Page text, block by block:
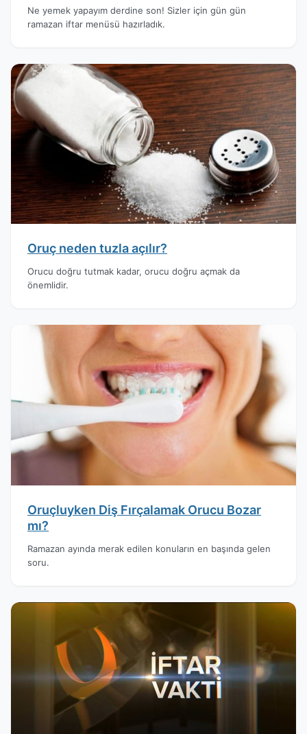
Ne yemek yapayım derdine son! Sizler için gün gün
ramazan iftar menüsü hazırladık.
Oruç neden tuzla açılır?
Orucu doğru tutmak kadar, orucu doğru açmak da
önemlidir.
Oruçluyken Diş Fırçalamak Orucu Bozar
mı?
Ramazan ayında merak edilen konuların en başında gelen
soru.